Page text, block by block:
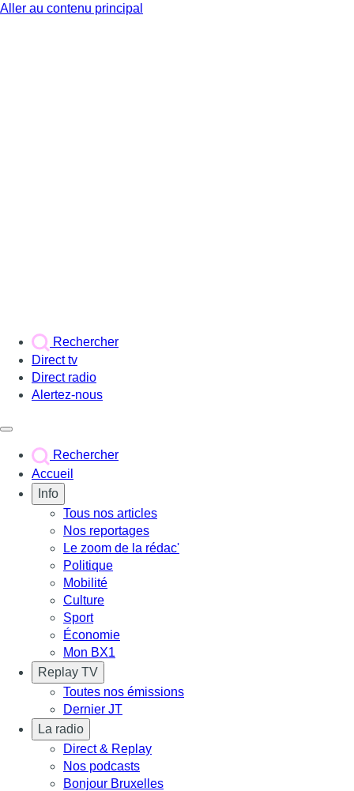
Aller au contenu principal
Rechercher
Direct tv
Direct radio
Alertez-nous
Rechercher
Accueil
Info
Tous nos articles
Nos reportages
Le zoom de la rédac'
Politique
Mobilité
Culture
Sport
Économie
Mon BX1
Replay TV
Toutes nos émissions
Dernier JT
La radio
Direct & Replay
Nos podcasts
Bonjour Bruxelles